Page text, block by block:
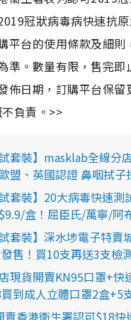
冠狀病毒病快速抗
平台的使用條款及細則
準。數量有限，售完即
佈日期，訂購平台保留
負責。>>
試套裝】masklab全線分
盟、英國認證 鼻咽拭子
試套裝】20大病毒快速
盒！屈臣氏/萬寧/阿
試套裝】深水埗電子特賣
售！買10支再送3支檢
現貨開賣KN95口罩+快
到成人立體口罩2盒+5
賣香港衛生署認可$18